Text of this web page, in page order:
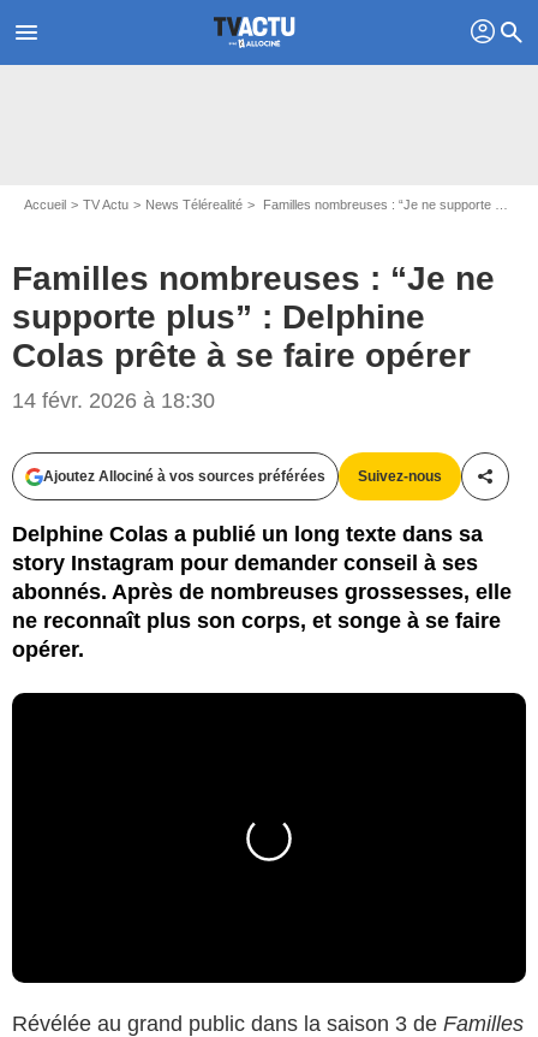
menu profil search
Accueil TV Actu News Télérealité Familles nombreuses : “Je ne supporte plus” : Delphine Colas prête à se faire opérer
Familles nombreuses : “Je ne
supporte plus” : Delphine
Colas prête à se faire opérer
14 févr. 2026 à 18:30
Ajoutez Allociné à vos sources préférées Suivez-nous
Delphine Colas a publié un long texte dans sa
story Instagram pour demander conseil à ses
abonnés. Après de nombreuses grossesses, elle
ne reconnaît plus son corps, et songe à se faire
opérer.
Révélée au grand public dans la saison 3 de Familles